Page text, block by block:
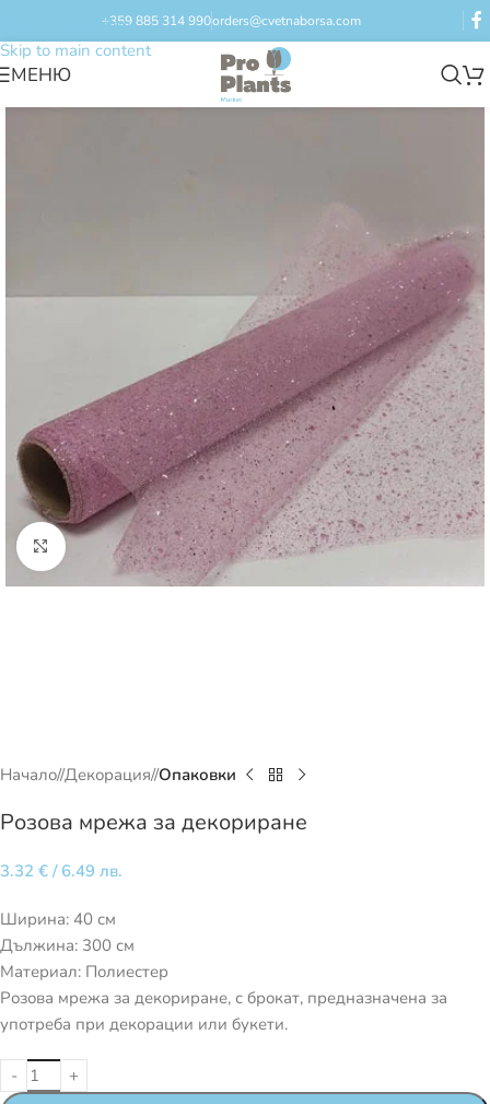
Skip to navigation
Skip to main content
+359 885 314 990orders@cvetnaborsa.com
МЕНЮ
Кликнете за уголемяване
Начало/ Декорация/ Опаковки
Розова мрежа за декориране
3.32 € / 6.49 лв.
Ширина: 40 см
Дължина: 300 см
Материал: Полиестер
Розова мрежа за декориране, с брокат, предназначена за
употреба при декорации или букети.